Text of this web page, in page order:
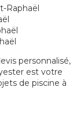
Raphaël
personnalisé,
est votre
de piscine à